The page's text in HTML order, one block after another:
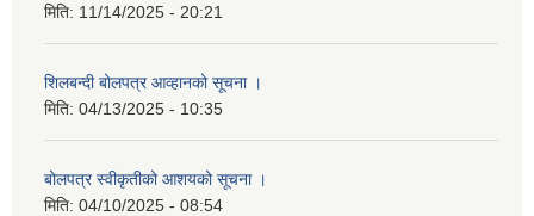
मिति: 11/14/2025 - 20:21
शिलबन्दी बोलपत्र आव्हानको सूचना ।
मिति: 04/13/2025 - 10:35
बोलपत्र स्वीकृतीको आशयको सूचना ।
मिति: 04/10/2025 - 08:54